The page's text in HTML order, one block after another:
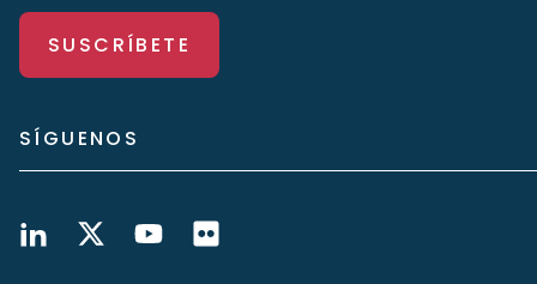
SUSCRÍBETE
SÍGUENOS